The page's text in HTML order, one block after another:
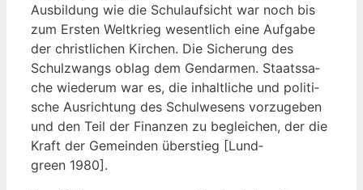
Aus­bil­dung wie die Schul­auf­sicht war noch bis
zum Ers­ten Welt­krieg wesent­lich eine Auf­ga­be
der christ­li­chen Kir­chen. Die Siche­rung des
Schul­zwangs oblag dem Gen­dar­men. Staats­sa­
che wie­der­um war es, die inhalt­li­che und poli­ti­
sche Aus­rich­tung des Schul­we­sens vor­zu­ge­ben
und den Teil der Finan­zen zu beglei­chen, der die
Kraft der Gemein­den über­stieg [Lund­
green 1980].